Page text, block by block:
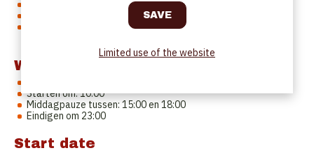
Ervaring in een soortgelijke functie.
Gastvriendelijk, stressbestendig en met een oog voor detail.
Uitstekende communicatievaardigheden en een verzorgd
Work Schedule
Starten om: 10:00
Middagpauze tussen: 15:00 en 18:00
Eindigen om 23:00
Start date
Limited use of the website